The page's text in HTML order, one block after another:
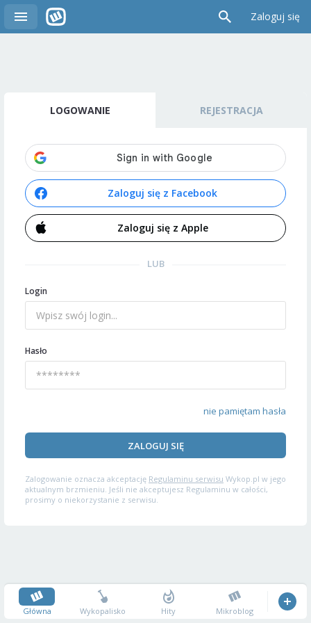
Zaloguj się
LOGOWANIE REJESTRACJA
Zaloguj się z Facebook
Zaloguj się z Apple
LUB
Login
Hasło
nie pamiętam hasła
ZALOGUJ SIĘ
Zalogowanie oznacza akceptację Regulaminu serwisu Wykop.pl w jego
aktualnym brzmieniu. Jeśli nie akceptujesz Regulaminu w całości,
prosimy o niekorzystanie z serwisu.
Główna Wykopalisko Hity Mikroblog